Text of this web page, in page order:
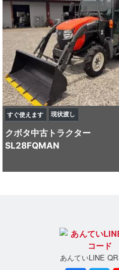
すぐ使えます 現状渡し
クボタ中古トラクター
SL28FQMAN
あんていLINE